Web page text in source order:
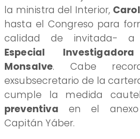
la ministra del Interior,
hasta el Congreso para
calidad de invitada-
Especial
Monsalve. Cabe
exsubsecretario de la
cumple la medida
preventiva en el anexo
Capitán Yáber.